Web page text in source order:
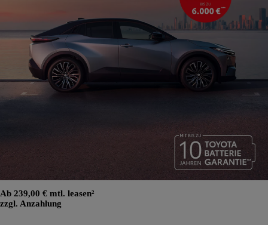
Ab 239,00 € mtl. leasen²
zzgl. Anzahlung